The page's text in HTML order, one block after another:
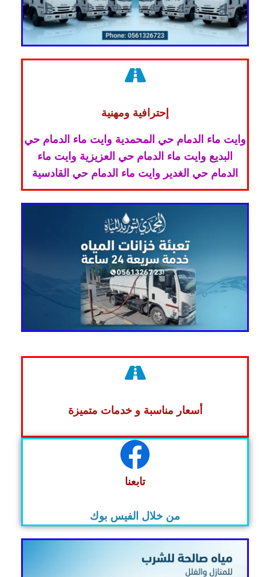
إحترافية ومهنية
وايت ماء الدمام حي المحمدية وايت ماء الدمام حي
البديع وايت ماء الدمام حي العزيزية وايت ماء
الدمام حي الغدير وايت ماء الدمام حي القادسية
أسعار مناسبة و خدمات متميزة
تابعنا
من خلال الفيس بوك